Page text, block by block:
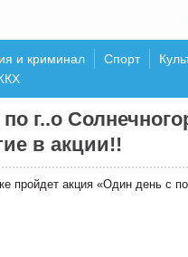
и криминал Спорт
г..о
в акции!!
пройдет акция «Один день с